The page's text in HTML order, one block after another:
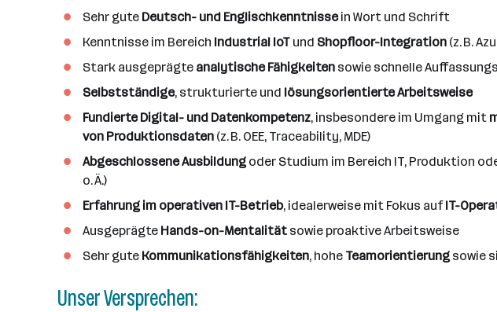
Sehr gute Deutsch- und Englischkenntnissein Wort und Schrift
Kenntnisse im Bereich Industrial IoT und Shopfloor-Integration (z. B.
Stark ausgeprägte analytische Fähigkeiten sowie schnelle
Selbstständige, strukturierte und lösungsorientierteArbeitsweise
Fundierte Digital- und Datenkompetenz, insbesondere im Umgang mit
von Produktionsdaten (z. B. OEE, Traceability, MDE)
Abgeschlossene Ausbildung oder Studium im Bereich IT, Produktion
o. Ä.)
Erfahrung im operativen IT-Betrieb, idealerweise mit Fokus aufIT-
Ausgeprägte Hands-on-Mentalität sowie proaktive Arbeitsweise
Sehr gute Kommunikationsfähigkeiten, hohe Teamorientierung sowie
Unser Versprechen: